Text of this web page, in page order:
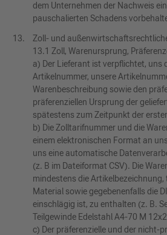
dem Unternehmen der Nachweis
pauschalierten Schadens
Zoll- und
13.1 Zoll, Warenursprung,
a) Der Lieferant ist verpflichtet, uns
Artikelnummer, unsere
Warenbeschreibung sowie den
präferenziellen Ursprung der
spätestens zum Zeitpunkt der
b) Die Zolltarifnummer und die
einem elektronischen Format an
uns eine automatische
(z. B im Dateiformat CSV). Die
mindestens die Artikelbezeichnung,
Material sowie gegebenenfalls die
einschlägig ist, zu enthalten (z. B.
Teilgewinde Edelstahl A4-70 M
c) Der präferenzielle und der nicht-